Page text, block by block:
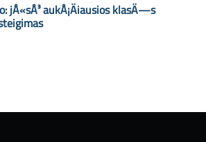
jÅ«sÅ³ aukÅ¡Äiausios klasÄ—s